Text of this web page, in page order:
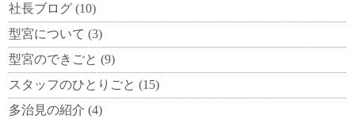
社長ブログ (10)
型宮について (3)
型宮のできごと (9)
スタッフのひとりごと (15)
多治見の紹介 (4)